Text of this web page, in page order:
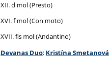
XII. d mol (Presto)
XVI. f mol (Con moto)
XVII. fis mol (Andantino)
Devanas Duo: Kristína Smetanová